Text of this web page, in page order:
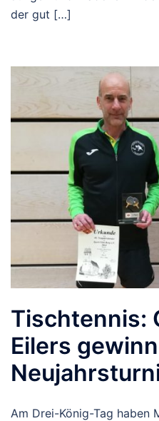
der gut […]
Tischtennis:
Eilers
Am Drei-König-Tag haben